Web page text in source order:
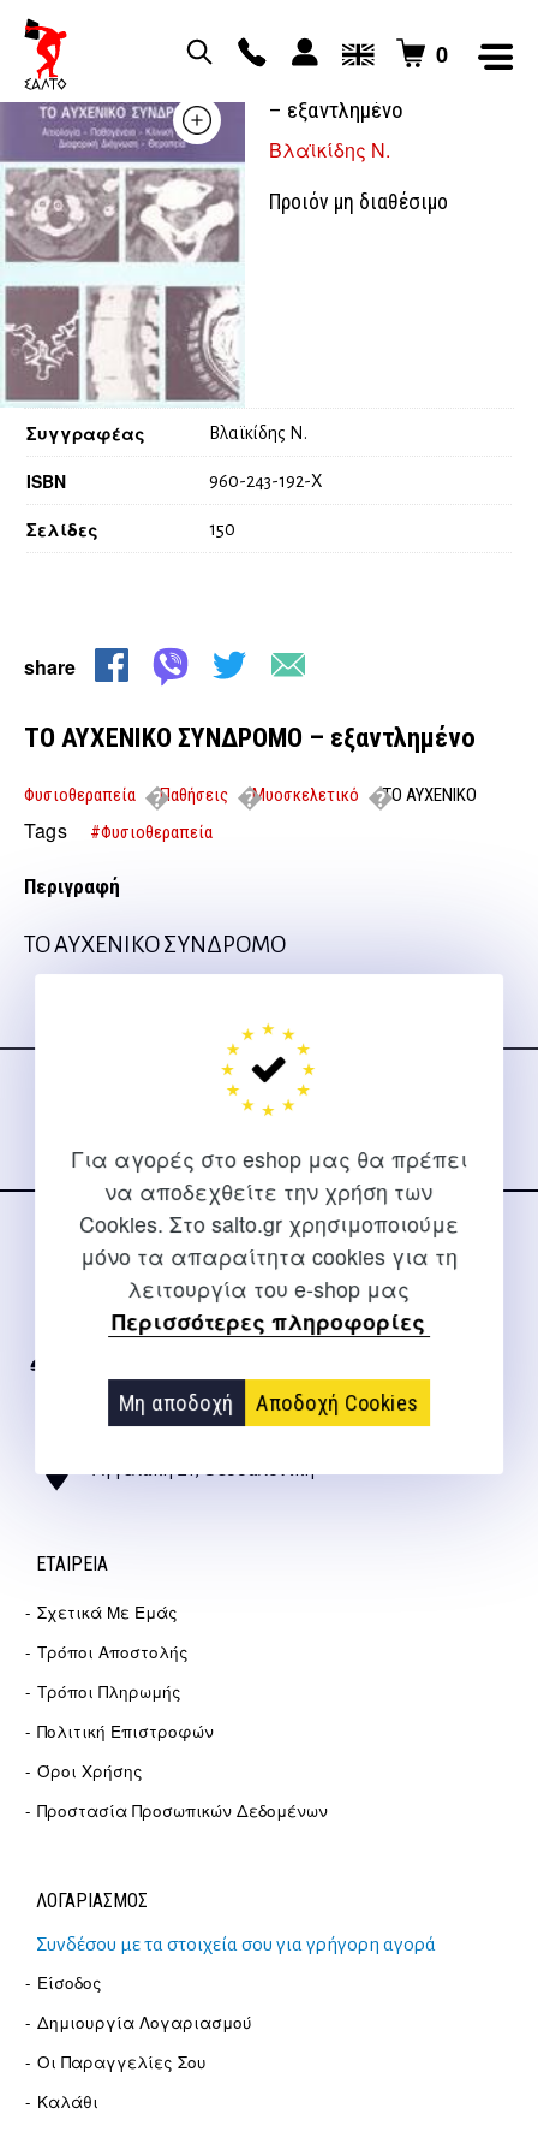
Για αγορές στο eshop μας θα πρέπει
να αποδεχθείτε την χρήση των
Cookies. Στο salto.gr χρησιμοποιούμε
μόνο τα απαραίτητα cookies για τη
λειτουργία του e-shop μας
Περισσότερες πληροφορίες
Μη αποδοχή Αποδοχή Cookies
0
– εξαντλημένο
Βλαϊκίδης Ν.
Προιόν μη διαθέσιμο
Συγγραφέας Βλαϊκίδης Ν.
ISBN 960-243-192-Χ
Σελίδες 150
share
ΤΟ ΑΥΧΕΝΙΚΟ ΣΥΝΔΡΟΜΟ – εξαντλημένο
Φυσιοθεραπεία Παθήσεις Μυοσκελετικό
ΤΟ ΑΥΧΕΝΙΚΟ
ΣΥΝΔΡΟΜΟ – εξαντλημένο
Tags #Φυσιοθεραπεία
Περιγραφή
ΤΟ ΑΥΧΕΝΙΚΟ ΣΥΝΔΡΟΜΟ
Ακολουθήστε μας
στα social media
ΕΠΙΚΟΙΝΩΝΊΑ
Για διευκρινίσεις και υποστήριξη παραγγελιών μέσω του
info@salto.gr
Αγγελάκη 21, Θεσσαλονίκη
ΕΤΑΙΡΕΊΑ
Σχετικά Με Εμάς
Τρόποι Αποστολής
Τρόποι Πληρωμής
Πολιτική Επιστροφών
Όροι Χρήσης
Προστασία Προσωπικών Δεδομένων
ΛΟΓΑΡΙΑΣΜΟΣ
Συνδέσου με τα στοιχεία σου για γρήγορη αγορά
Είσοδος
Δημιουργία Λογαριασμού
Οι Παραγγελίες Σου
Καλάθι